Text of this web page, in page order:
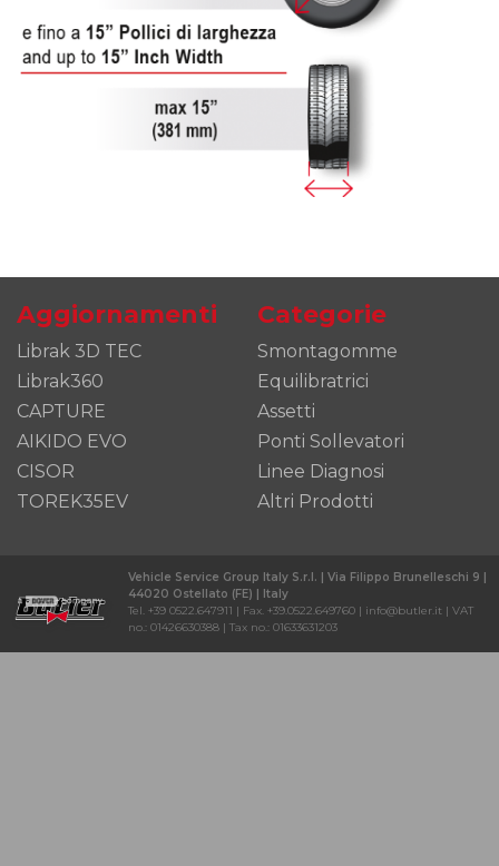
Aggiornamenti
Librak 3D TEC
Librak360
CAPTURE
AIKIDO EVO
CISOR
TOREK35EV
Categorie
Smontagomme
Equilibratrici
Assetti
Ponti Sollevatori
Linee Diagnosi
Altri Prodotti
Vehicle Service Group Italy S.r.l. | Via Filippo Brunelleschi 9 |
44020 Ostellato (FE) | Italy
Tel. +39 0522.647911 | Fax. +39.0522.649760 | info@butler.it | VAT
no.: 01426630388 | Tax no.: 01633631203